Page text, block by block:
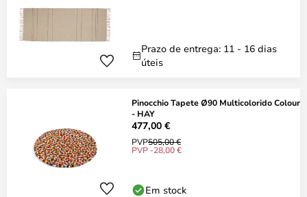
Prazo de entrega: 11 - 16 dias
úteis
Pinocchio Tapete Ø90 Multicolorido Colour
- HAY
477,00 €
PVP505,00 €
PVP -28,00 €
Em stock